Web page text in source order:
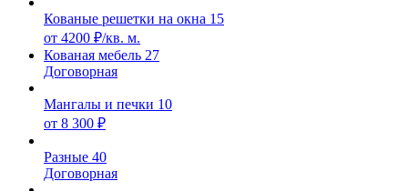
Кованые решетки на окна 15
от 4200 ₽/кв. м.
Кованая мебель 27
Договорная
Мангалы и печки 10
от 8 300 ₽
Разные 40
Договорная